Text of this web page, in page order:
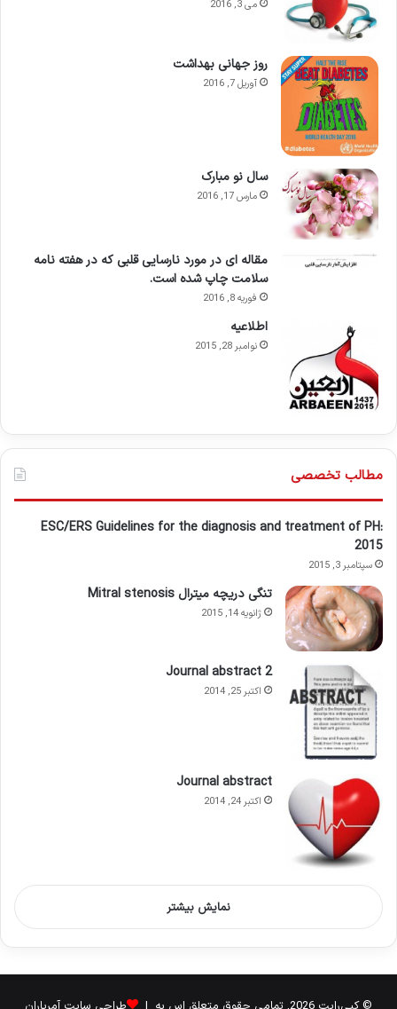
می 3, 2016
روز جهانی بهداشت
آوریل 7, 2016
سال نو مبارک
مارس 17, 2016
مقاله ای در مورد نارسایی قلبی که در هفته نامه
سلامت چاپ شده است.
فوریه 8, 2016
اطلاعيه
نوامبر 28, 2015
مطالب تخصصی
ESC/ERS Guidelines for the diagnosis and treatment of PH:
2015
سپتامبر 3, 2015
تنگی دریچه میترال Mitral stenosis
ژانویه 14, 2015
Journal abstract 2
اکتبر 25, 2014
Journal abstract
اکتبر 24, 2014
نمایش بیشتر